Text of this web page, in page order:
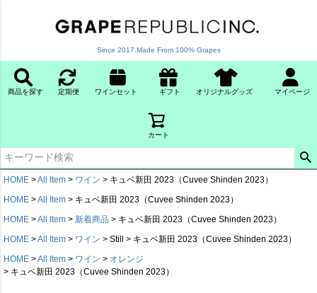
Since 2017.Made From 100% Grapes
商品を探す 定期便 ワインセット ギフト オリジナルグッズ マイページ
カート
HOME All Item ワイン
キュベ新田 2023（Cuvee Shinden 2023）
HOME
All Item
キュベ新田 2023（Cuvee Shinden 2023）
HOME
All Item 新着商品
キュベ新田 2023（Cuvee Shinden 2023）
HOME
All Item ワイン Still
キュベ新田 2023（Cuvee Shinden 2023）
HOME
All Item ワイン
オレンジ
キュベ新田 2023（Cuvee Shinden 2023）